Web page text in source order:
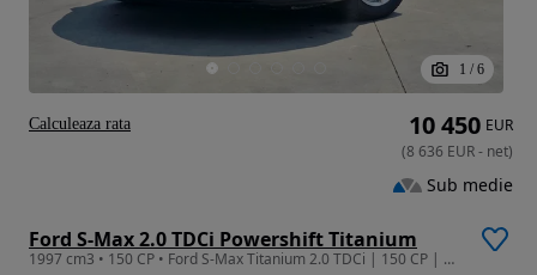
1 / 6
Ford S-Max 2.0 TDCi Powershift Titanium
1997 cm3 • 150 CP • Ford S-Max Titanium 2.0 TDCi | 150 CP | Automat | Panoramic
10 450 EUR
(8 636 EUR- net)
Sub medie
Calculeaza rata